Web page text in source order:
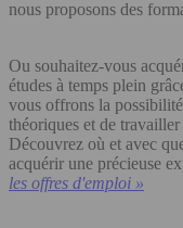
nous proposons des
Ou souhaitez-vous
études à temps plein
vous offrons la
théoriques et de
Découvrez où et avec
acquérir une précieuse
les offres d'emploi »